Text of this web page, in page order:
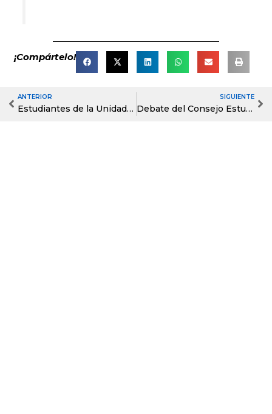
¡Compártelo!
Prev
ANTERIOR
Estudiantes de la Unidad Educativa Bilingüe Indoamérica juraron la Bandera Nacional
SIGUIENTE
Debate del Consejo Estudiantil 2025-2026